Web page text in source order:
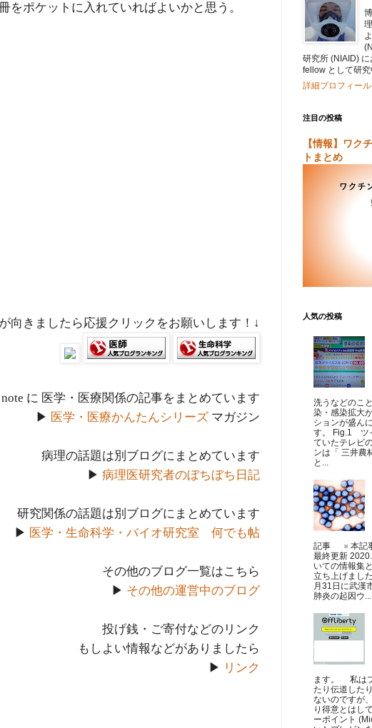
をポケットに入れていればよいかと思う。
向きましたら応援クリックをお願いします！↓
note に 医学・医療関係の記事をまとめています
▶ 医学・医療かんたんシリーズ マガジン
病理の話題は別ブログにまとめています
▶ 病理医研究者のぼちぼち日記
研究関係の話題は別ブログにまとめています
▶ 医学・生命科学・バイオ研究室 何でも帖
その他のブログ一覧はこちら
▶ その他の運営中のブログ
投げ銭・ご寄付などのリンク
もしよい情報などがありましたら
▶ リンク
研究所 (NIAID)
fellow として研究
詳細プロフィー
注目の投稿
【情報】ワク
トまとめ
人気の投稿
洗うなどのこ
染・感染拡大
ションが盛ん
す。 Fig.1 ツ
ていたテレビ
ンは「 三井農
と...
記事 ※ 本記事
最終更新
いての情報集
立ち上げまし
月31日に武漢
肺炎の起因ウ...
ます。 私は
たり伝道した
ないのですが
り得意とはし
ーポイント